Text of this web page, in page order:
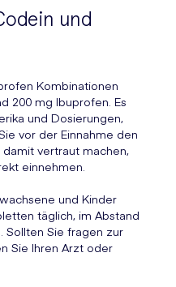
und
Kombinationen
200 mg Ibuprofen. Es
und Dosierungen,
vor der Einnahme den
vertraut machen,
einnehmen.
und Kinder
täglich, im Abstand
Sollten Sie fragen zur
Sie Ihren Arzt oder